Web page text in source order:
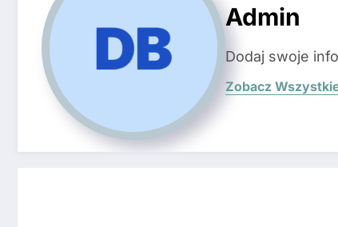
Admin
Dodaj swoje
Zobacz